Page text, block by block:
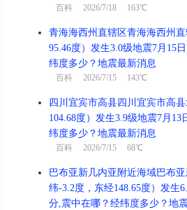
百科 2026/7/18 163℃
青海海西州直辖区青海海西州
95.46度）发生3.0级地震7月15
纬度多少？地震最新消息
百科 2026/7/15 143℃
四川宜宾市高县四川宜宾市高
104.68度）发生3.9级地震7月
纬度多少？地震最新消息
百科 2026/7/15 68℃
巴布亚新几内亚附近海域巴布
纬-3.2度，东经148.65度）发生
分,震中在哪？经纬度多少？地